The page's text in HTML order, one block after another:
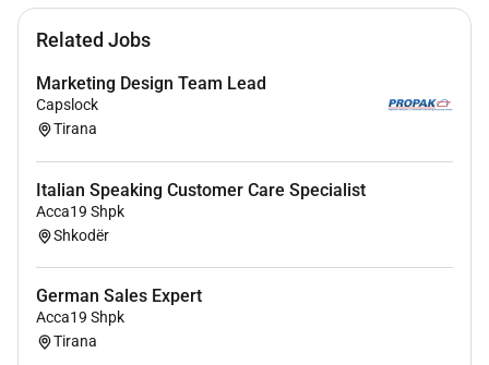
Related Jobs
Marketing Design Team Lead
Capslock
Tirana
Italian Speaking Customer Care Specialist
Acca19 Shpk
Shkodër
German Sales Expert
Acca19 Shpk
Tirana